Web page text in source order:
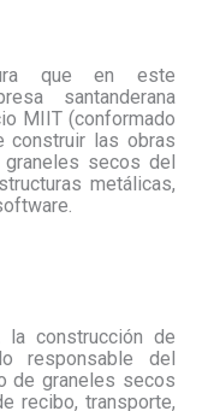
que en este
santanderana
MIIT (conformado
construir las obras
secos del
metálicas,
la construcción de
responsable del
de graneles secos
recibo, transporte,